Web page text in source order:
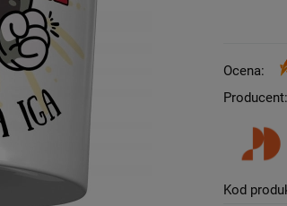
Ocena:
Producent:
Kod